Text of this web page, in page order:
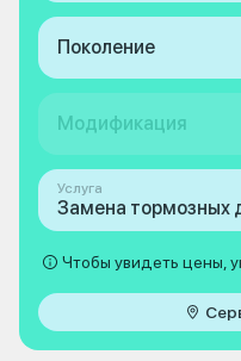
Поколение
Модификация
Услуга
Замена тормозных
Чтобы увидеть цены,